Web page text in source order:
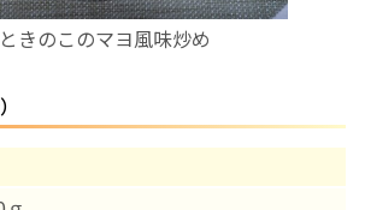
きのこのマヨ風味炒め
その他の診療内容